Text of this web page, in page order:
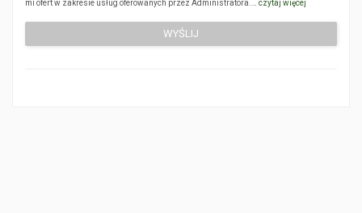
mi ofert w zakresie usług oferowanych przez Administratora.… czytaj więcej